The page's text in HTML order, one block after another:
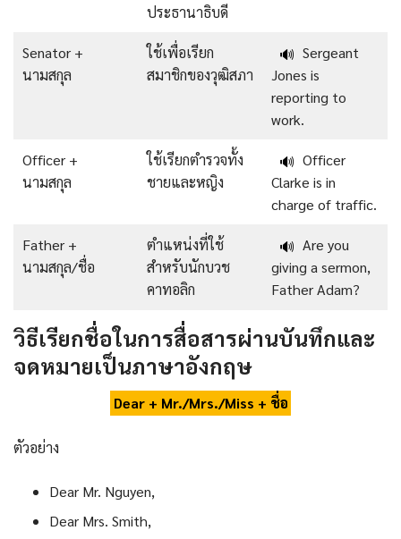
ประธานาธิบดี
Senator +
นามสกุล
ใช้เพื่อเรียก
สมาชิกของวุฒิสภา
🔊 Sergeant
Jones is
reporting to
work.
Officer +
นามสกุล
ใช้เรียกตำรวจทั้ง
ชายและหญิง
🔊 Officer
Clarke is in
charge of traffic.
Father +
นามสกุล/ชื่อ
ตำแหน่งที่ใช้
สำหรับนักบวช
คาทอลิก
🔊 Are you
giving a sermon,
Father Adam?
วิธีเรียกชื่อในการสื่อสารผ่านบันทึกและ
จดหมายเป็นภาษาอังกฤษ
Dear + Mr./Mrs./Miss + ชื่อ
ตัวอย่าง
Dear Mr. Nguyen,
Dear Mrs. Smith,